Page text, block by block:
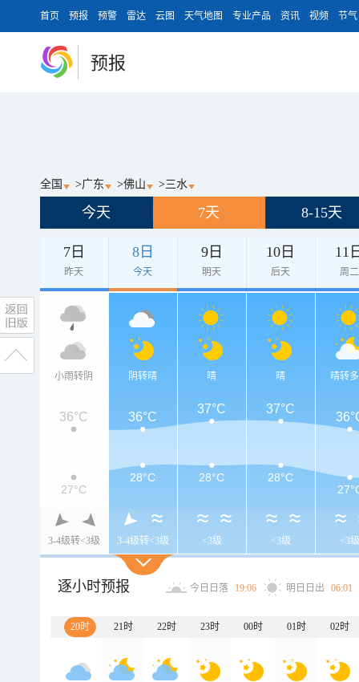
首页 预报 预警 雷达 云图 天气地图 专业产品 资讯 视频 节气
预报
全国 >广东 >佛山 >三水
今天 7天 8-15天
7日
昨天
8日
今天
9日
明天
10日
后天
11
周二
小雨转阴
3-4级转<3级
阴转晴
3-4级转<3级
晴
<3级
晴
<3级
晴转
<3级
36°C 36°C
37°C 37°C
27°C
28°C 28°C
28°C
逐小时预报 今日日落 19:06 明日日出 06:01
20时 21时 22时 23时 00时 01时 02时